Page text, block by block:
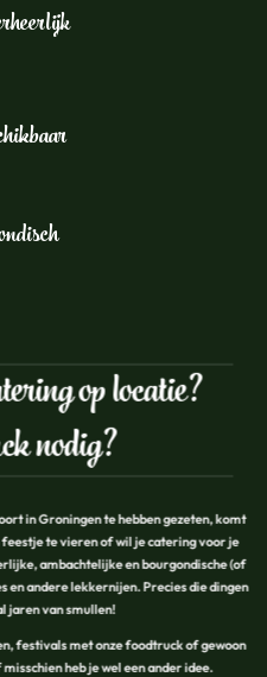
op locatie?
nodig?
in Groningen te hebben gezeten, komt
te vieren of wil je catering voor je
ambachtelijke en bourgondische (of
en andere lekkernijen. Precies die dingen
jaren van smullen!
festivals met onze foodtruck of gewoon
heb je wel een ander idee.